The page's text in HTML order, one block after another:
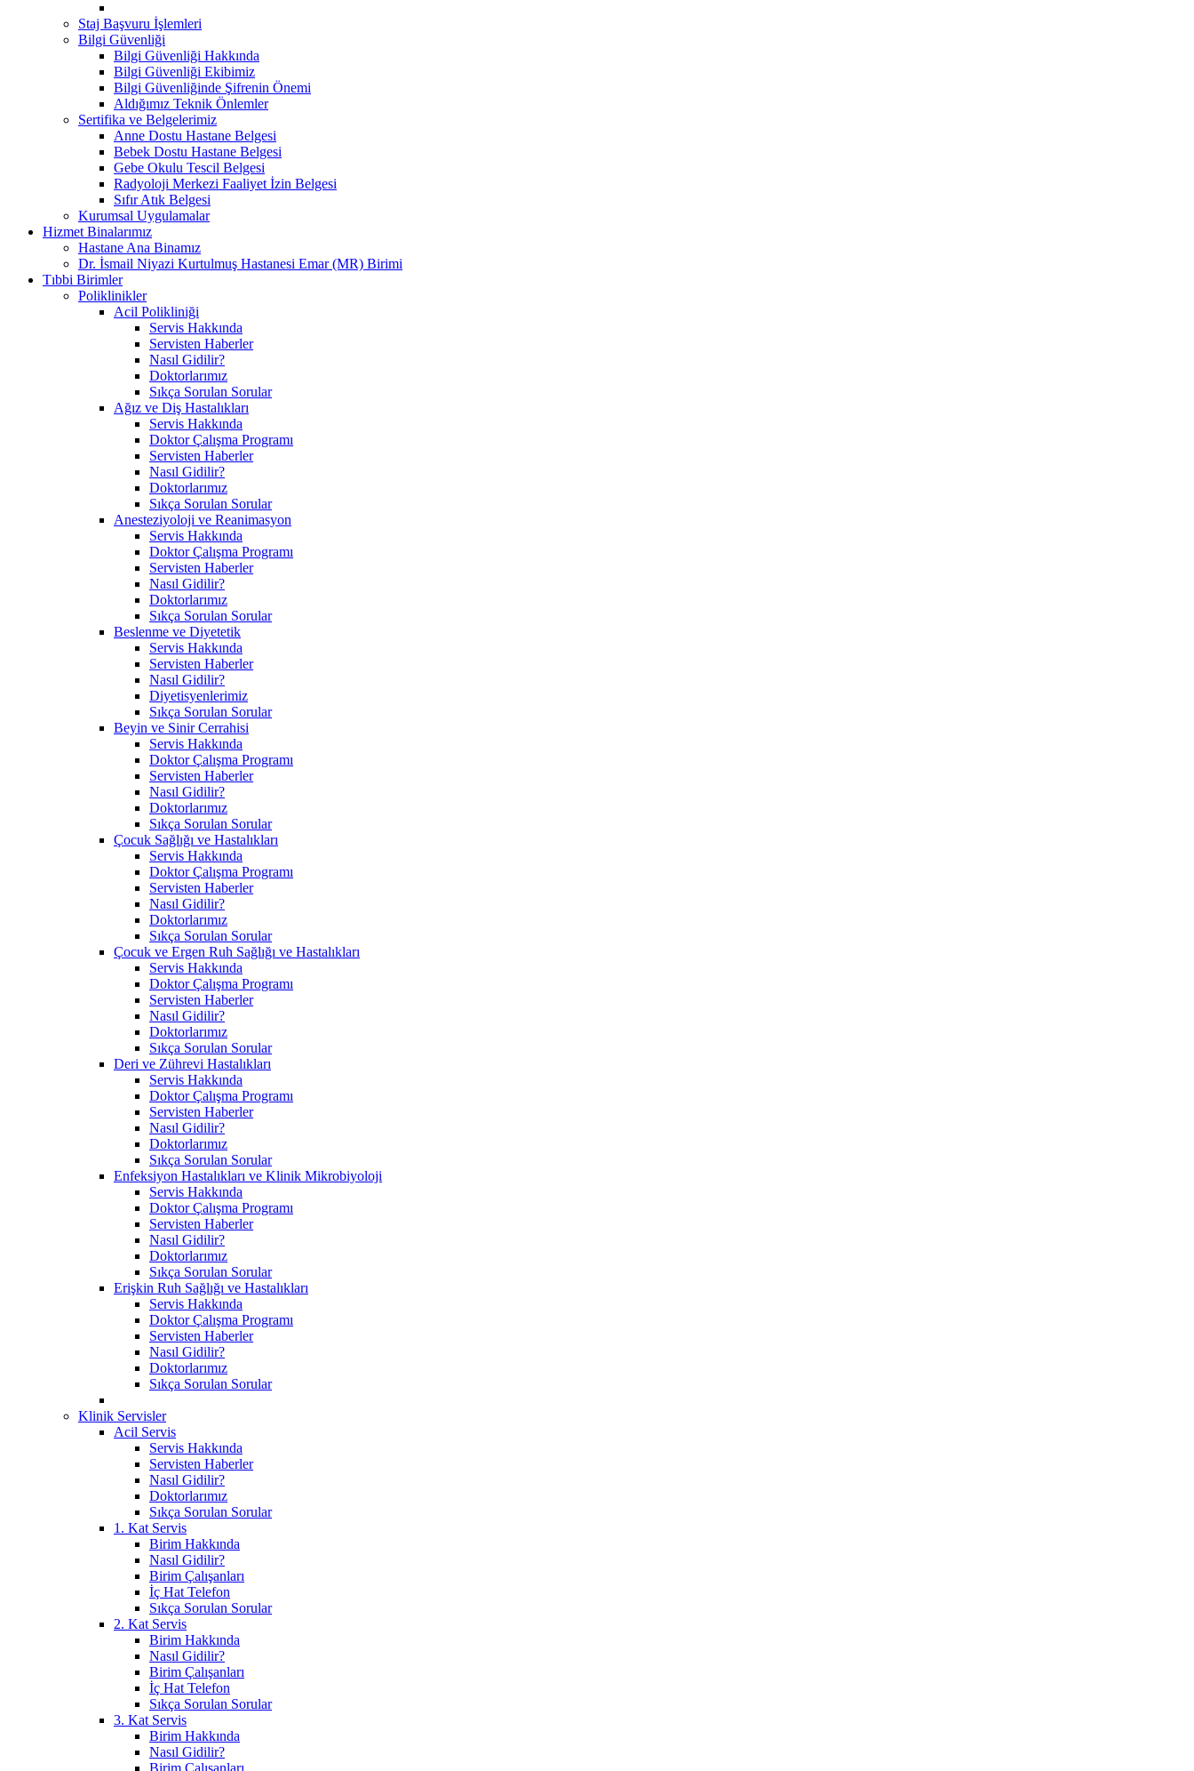
Staj Başvuru İşlemleri
Bilgi Güvenliği
Bilgi Güvenliği Hakkında
Bilgi Güvenliği Ekibimiz
Bilgi Güvenliğinde Şifrenin Önemi
Aldığımız Teknik Önlemler
Sertifika ve Belgelerimiz
Anne Dostu Hastane Belgesi
Bebek Dostu Hastane Belgesi
Gebe Okulu Tescil Belgesi
Radyoloji Merkezi Faaliyet İzin Belgesi
Sıfır Atık Belgesi
Kurumsal Uygulamalar
Hizmet Binalarımız
Hastane Ana Binamız
Dr. İsmail Niyazi Kurtulmuş Hastanesi Emar (MR) Birimi
Tıbbi Birimler
Poliklinikler
Acil Polikliniği
Servis Hakkında
Servisten Haberler
Nasıl Gidilir?
Doktorlarımız
Sıkça Sorulan Sorular
Ağız ve Diş Hastalıkları
Servis Hakkında
Doktor Çalışma Programı
Servisten Haberler
Nasıl Gidilir?
Doktorlarımız
Sıkça Sorulan Sorular
Anesteziyoloji ve Reanimasyon
Servis Hakkında
Doktor Çalışma Programı
Servisten Haberler
Nasıl Gidilir?
Doktorlarımız
Sıkça Sorulan Sorular
Beslenme ve Diyetetik
Servis Hakkında
Servisten Haberler
Nasıl Gidilir?
Diyetisyenlerimiz
Sıkça Sorulan Sorular
Beyin ve Sinir Cerrahisi
Servis Hakkında
Doktor Çalışma Programı
Servisten Haberler
Nasıl Gidilir?
Doktorlarımız
Sıkça Sorulan Sorular
Çocuk Sağlığı ve Hastalıkları
Servis Hakkında
Doktor Çalışma Programı
Servisten Haberler
Nasıl Gidilir?
Doktorlarımız
Sıkça Sorulan Sorular
Çocuk ve Ergen Ruh Sağlığı ve Hastalıkları
Servis Hakkında
Doktor Çalışma Programı
Servisten Haberler
Nasıl Gidilir?
Doktorlarımız
Sıkça Sorulan Sorular
Deri ve Zührevi Hastalıkları
Servis Hakkında
Doktor Çalışma Programı
Servisten Haberler
Nasıl Gidilir?
Doktorlarımız
Sıkça Sorulan Sorular
Enfeksiyon Hastalıkları ve Klinik Mikrobiyoloji
Servis Hakkında
Doktor Çalışma Programı
Servisten Haberler
Nasıl Gidilir?
Doktorlarımız
Sıkça Sorulan Sorular
Erişkin Ruh Sağlığı ve Hastalıkları
Servis Hakkında
Doktor Çalışma Programı
Servisten Haberler
Nasıl Gidilir?
Doktorlarımız
Sıkça Sorulan Sorular
Klinik Servisler
Acil Servis
Servis Hakkında
Servisten Haberler
Nasıl Gidilir?
Doktorlarımız
Sıkça Sorulan Sorular
1. Kat Servis
Birim Hakkında
Nasıl Gidilir?
Birim Çalışanları
İç Hat Telefon
Sıkça Sorulan Sorular
2. Kat Servis
Birim Hakkında
Nasıl Gidilir?
Birim Çalışanları
İç Hat Telefon
Sıkça Sorulan Sorular
3. Kat Servis
Birim Hakkında
Nasıl Gidilir?
Birim Çalışanları